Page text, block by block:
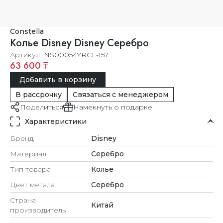
Constella
Колье Disney Disney Серебро
Артикул NS00054YRCL-157
63 600 ₸
Добавить в корзину
В рассрочку
Связаться с менеджером
Поделиться
Намекнуть о подарке
Характеристики
Бренд
Disney
Материал
Серебро
Тип товара
Колье
Цвет метала
Серебро
Страна
производитель
Китай